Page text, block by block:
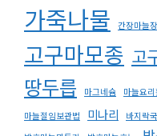
가죽나물 간장마늘
고구마모종 고
땅두릅 마그네슘 마늘요
마늘절임보관법
미나리 바지락